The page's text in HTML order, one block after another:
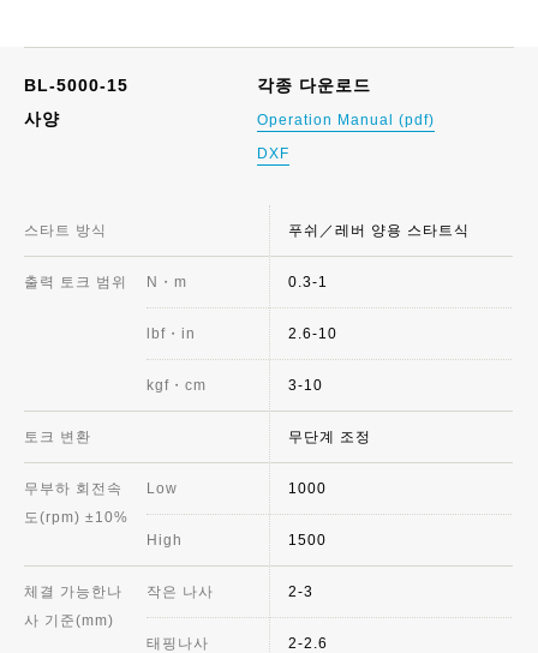
BL-5000-15
사양
각종 다운로드
Operation Manual (pdf)
DXF
스타트 방식
출력 토크 범위 N・m
lbf・in
kgf・cm
토크 변환
무부하 회전속
도(rpm) ±10%
Low
High
체결 가능한나
사 기준(mm)
작은 나사
태핑나사
푸쉬／레버 양용 스타트식
0.3-1
2.6-10
3-10
무단계 조정
1000
1500
2-3
2-2.6